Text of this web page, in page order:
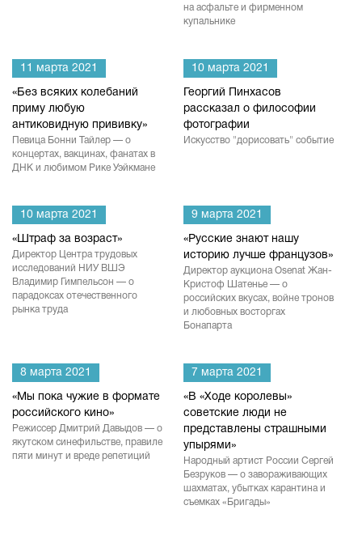
на асфальте и фирменном
купальнике
11 марта 2021
«Без всяких колебаний
приму любую
антиковидную прививку»
Певица Бонни Тайлер — о
концертах, вакцинах, фанатах в
ДНК и любимом Рике Уэйкмане
10 марта 2021
Георгий Пинхасов
рассказал о философии
фотографии
Искусство "дорисовать" событие
10 марта 2021
«Штраф за возраст»
Директор Центра трудовых
исследований НИУ ВШЭ
Владимир Гимпельсон — о
парадоксах отечественного
рынка труда
9 марта 2021
«Русские знают нашу
историю лучше французов»
Директор аукциона Osenat Жан-
Кристоф Шатенье — о
российских вкусах, войне тронов
и любовных восторгах
Бонапарта
8 марта 2021
«Мы пока чужие в формате
российского кино»
Режиссер Дмитрий Давыдов — о
якутском синефильстве, правиле
пяти минут и вреде репетиций
7 марта 2021
«В «Ходе королевы»
советские люди не
представлены страшными
упырями»
Народный артист России Сергей
Безруков — о завораживающих
шахматах, убытках карантина и
съемках «Бригады»